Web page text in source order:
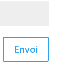
Envoi